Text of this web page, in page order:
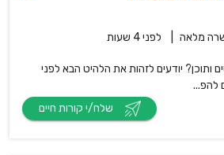
מלאה לפני 4 שעות
ותוכן? יודעים לזהות את הלהיט הבא לפני
להפ...